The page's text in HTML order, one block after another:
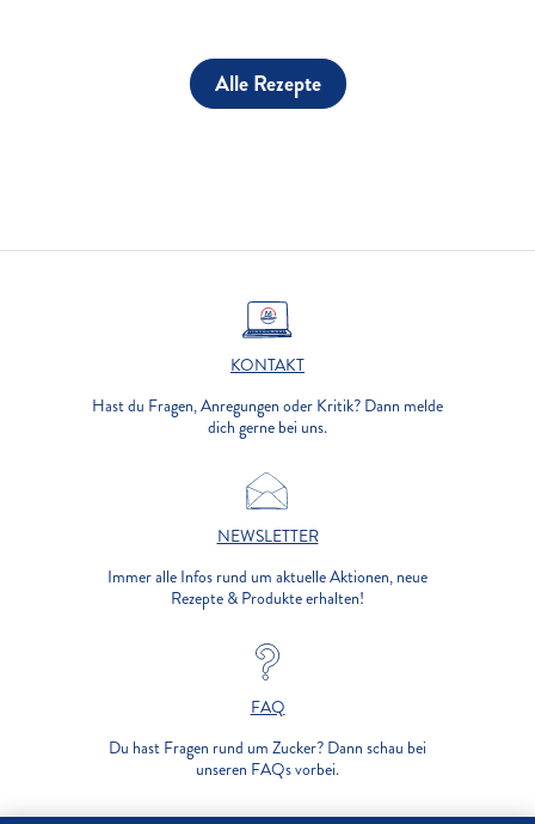
Alle Rezepte
KONTAKT
Hast du Fragen, Anregungen oder Kritik? Dann melde
dich gerne bei uns.
NEWSLETTER
Immer alle Infos rund um aktuelle Aktionen, neue
Rezepte & Produkte erhalten!
FAQ
Du hast Fragen rund um Zucker? Dann schau bei
unseren FAQs vorbei.